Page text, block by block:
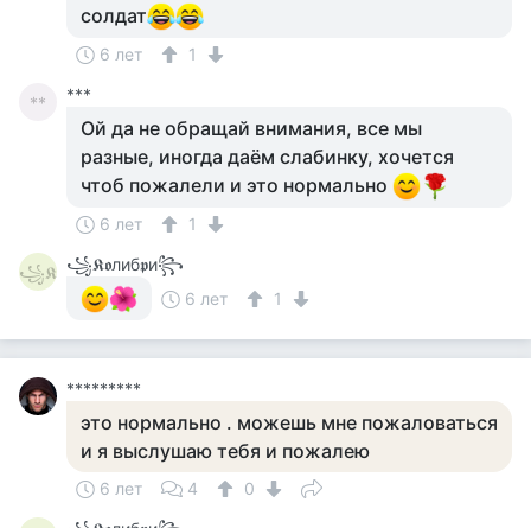
солдат
6 лет 1
** ***
Ой да не обращай внимания, все мы
разные, иногда даём слабинку, хочется
чтоб пожалели и это нормально
6 лет 1
꧁𝕶 ꧁𝕶𝖔либ𝖕и꧂
6 лет
1
*********
это нормально . можешь мне пожаловаться
и я выслушаю тебя и пожалею
6 лет 4 0